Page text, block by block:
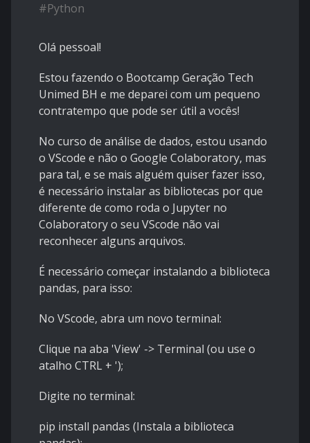
#Python
Olá pessoal!
Estou fazendo o Bootcamp Geração Tech
Unimed BH e me deparei com um pequeno
contratempo que pode ser útil a vocês!
No curso de análise de dados, estou usando
o VScode e não o Google Colaboratory, mas
para tal, e se mais alguém quiser fazer isso,
é necessário instalar as bibliotecas por que
diferente de como roda o Jupyter no
Colaboratory o seu VScode não vai
reconhecer alguns arquivos.
É necessário começar instalando a biblioteca
pandas, para isso:
No VScode, abra um novo terminal:
Clique na aba 'View' -> Terminal (ou use o
atalho CTRL + ');
Digite no terminal:
pip install pandas (Instala a biblioteca